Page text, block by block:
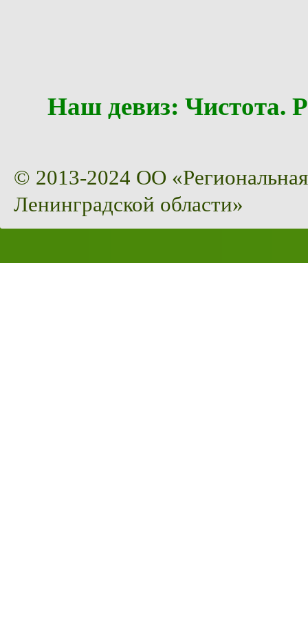
Наш девиз:
© 2013-2024 ОО
Ленинградской области»